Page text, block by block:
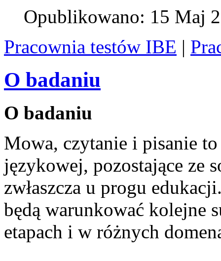
Opublikowano: 15 Maj
Pracownia testów IBE |
O badaniu
O badaniu
Mowa, czytanie i pisanie
językowej, pozostające ze
zwłaszcza u progu
będą warunkować kolejne
etapach i w różnych